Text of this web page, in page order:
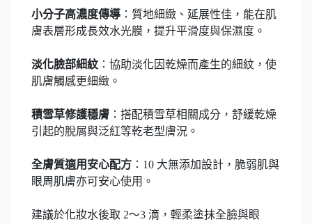
小分子高濃度傳導 ：質地細緻、延展性佳，能在肌
膚表層形成長效水光膜，提升平滑度與保濕度。
淡化臉部細紋 ：協助淡化因乾燥而產生的細紋，使
肌膚觸感更細緻。
積雪草修護穩膚 ：搭配積雪草相關成分，舒緩乾燥
引起的脫屑與泛紅等乾老型膚況。
全膚質適用安心配方 ：10 大無添加設計，脆弱肌與
眼周肌膚亦可安心使用。
建議於化妝水後取 2～3 滴，輕柔塗抹全臉與眼